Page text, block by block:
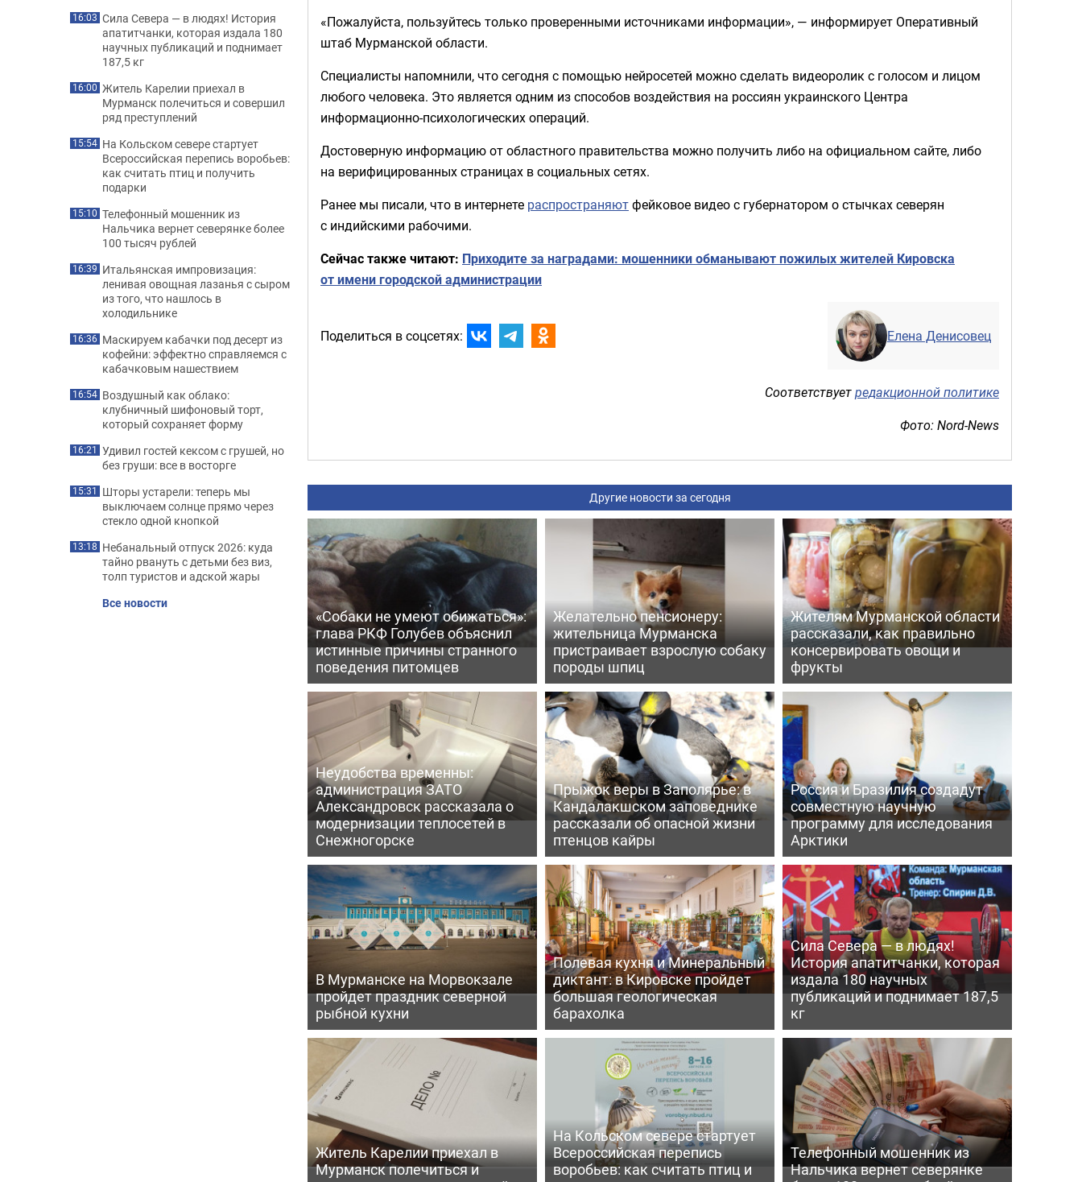
«Пожалуйста, пользуйтесь только проверенными источниками информации», — информирует Оперативный
штаб Мурманской области.
Специалисты напомнили, что сегодня с помощью нейросетей можно сделать видеоролик с голосом и лицом
любого человека. Это является одним из способов воздействия на россиян украинского Центра
информационно-психологических операций.
Достоверную информацию от областного правительства можно получить либо на официальном сайте, либо
на верифицированных страницах в социальных сетях.
Ранее мы писали, что в интернете распространяютфейковое видео с губернатором о стычках северян
с индийскими рабочими.
Сейчас также читают: Приходите за наградами: мошенники обманывают пожилых жителей Кировска
от имени городской администрации
Поделиться в соцсетях: Елена Денисовец
Соответствуетредакционной политике
Фото: Nord-News
Другие новости за сегодня
«Собаки не умеют обижаться»:
глава РКФ Голубев объяснил
истинные причины странного
поведения питомцев
Желательно пенсионеру:
жительница Мурманска
пристраивает взрослую собаку
породы шпиц
Жителям Мурманской области
рассказали, как правильно
консервировать овощи и
фрукты
Неудобства временны:
администрация ЗАТО
Александровск рассказала о
модернизации теплосетей в
Снежногорске
Прыжок веры в Заполярье: в
Кандалакшском заповеднике
рассказали об опасной жизни
птенцов кайры
Россия и Бразилия создадут
совместную научную
программу для исследования
Арктики
В Мурманске на Морвокзале
пройдет праздник северной
рыбной кухни
Полевая кухня и Минеральный
диктант: в Кировске пройдет
большая геологическая
барахолка
Сила Севера — в людях!
История апатитчанки, которая
издала 180 научных
публикаций и поднимает 187,5
кг
Житель Карелии приехал в
Мурманск полечиться и
На Кольском севере стартует
Всероссийская перепись
воробьев: как считать птиц и
Телефонный мошенник из
Нальчика вернет северянке
16:03 Сила Севера — в людях! История
апатитчанки, которая издала 180
научных публикаций и поднимает
187,5 кг
16:00 Житель Карелии приехал в
Мурманск полечиться и совершил
ряд преступлений
15:54 На Кольском севере стартует
Всероссийская перепись воробьев:
как считать птиц и получить
подарки
15:10 Телефонный мошенник из
Нальчика вернет северянке более
100 тысяч рублей
16:39 Итальянская импровизация:
ленивая овощная лазанья с сыром
из того, что нашлось в
холодильнике
16:36 Маскируем кабачки под десерт из
кофейни: эффектно справляемся с
кабачковым нашествием
16:54 Воздушный как облако:
клубничный шифоновый торт,
который сохраняет форму
16:21 Удивил гостей кексом с грушей, но
без груши: все в восторге
15:31 Шторы устарели: теперь мы
выключаем солнце прямо через
стекло одной кнопкой
13:18 Небанальный отпуск 2026: куда
тайно рвануть с детьми без виз,
толп туристов и адской жары
Все новости